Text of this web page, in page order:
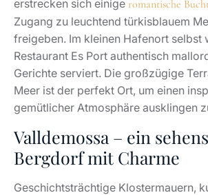
erstrecken sich einige romantische
Zugang zu leuchtend türkisblauem
freigeben. Im kleinen Hafenort selbst
Restaurant Es Port authentisch
Gerichte serviert. Die großzügige
Meer ist der perfekt Ort, um einen
gemütlicher Atmosphäre ausklingen
Valldemossa – ein
Bergdorf mit Charme
Geschichtsträchtige Klostermauern,